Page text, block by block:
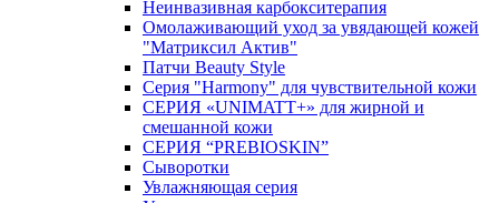
Неинвазивная карбокситерапия
Омолаживающий уход за увядающей кожей
"Матриксил Актив"
Патчи Beauty Style
Серия "Harmony" для чувствительной кожи
СЕРИЯ «UNIMATT+» для жирной и
смешанной кожи
СЕРИЯ “PREBIOSKIN”
Сыворотки
Увлажняющая серия